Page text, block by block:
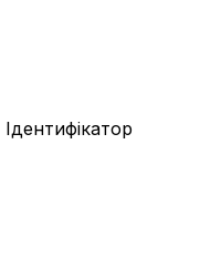
Ідентифікатор